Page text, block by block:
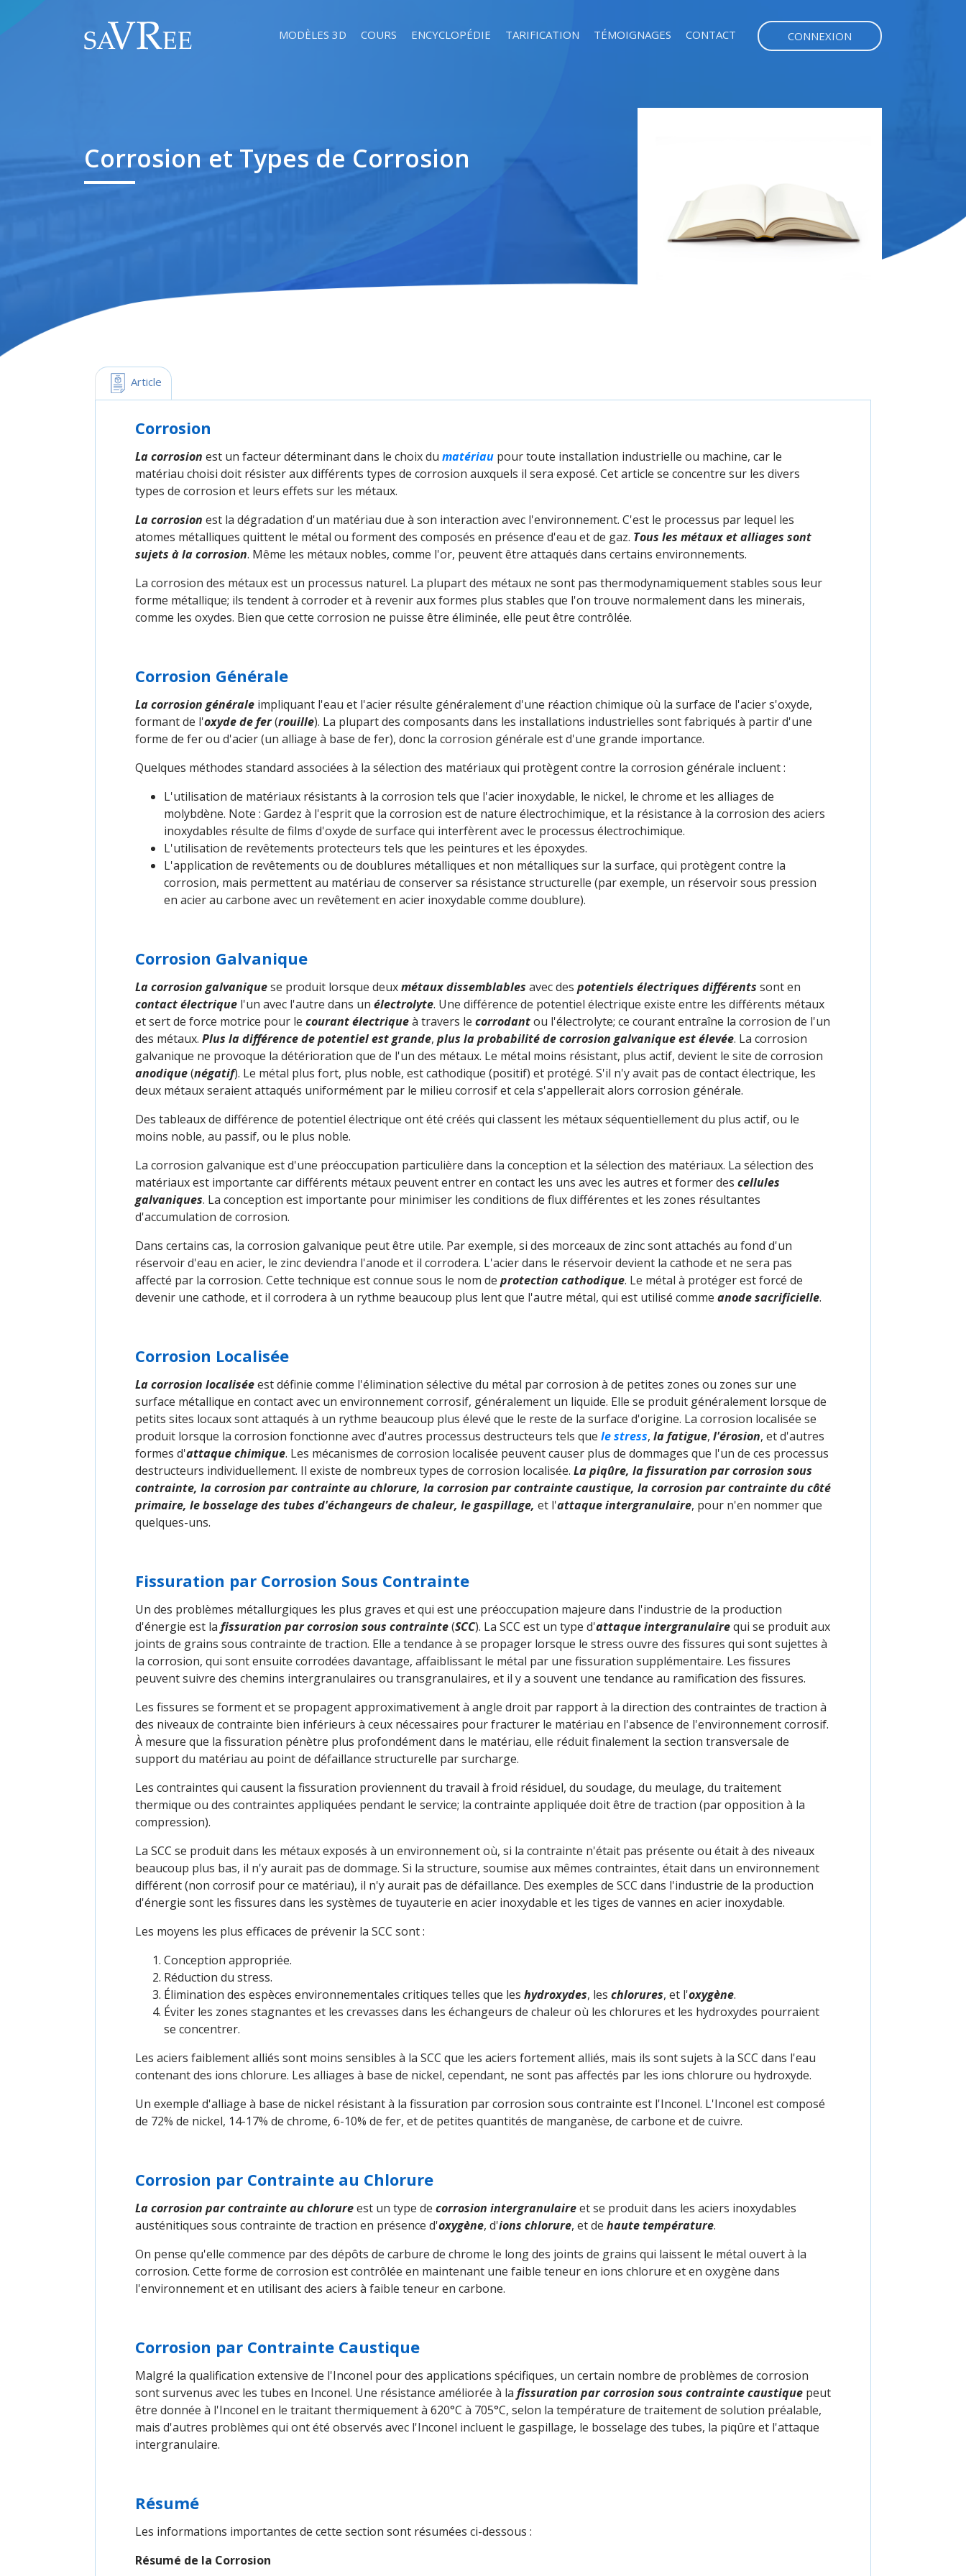
MODÈLES 3D COURS ENCYCLOPÉDIE TARIFICATION TÉMOIGNAGES CONTACT CONNEXION
Corrosion et Types de Corrosion
Article
Corrosion
La corrosion est un facteur déterminant dans le choix du matériau pour toute installation industrielle ou machine, car le
matériau choisi doit résister aux différents types de corrosion auxquels il sera exposé. Cet article se concentre sur les divers
types de corrosion et leurs effets sur les métaux.
La corrosion est la dégradation d'un matériau due à son interaction avec l'environnement. C'est le processus par lequel les
atomes métalliques quittent le métal ou forment des composés en présence d'eau et de gaz. Tous les métaux et alliages sont
sujets à la corrosion. Même les métaux nobles, comme l'or, peuvent être attaqués dans certains environnements.
La corrosion des métaux est un processus naturel. La plupart des métaux ne sont pas thermodynamiquement stables sous leur
forme métallique; ils tendent à corroder et à revenir aux formes plus stables que l'on trouve normalement dans les minerais,
comme les oxydes. Bien que cette corrosion ne puisse être éliminée, elle peut être contrôlée.
Corrosion Générale
La corrosion générale impliquant l'eau et l'acier résulte généralement d'une réaction chimique où la surface de l'acier s'oxyde,
formant de l'oxyde de fer(rouille). La plupart des composants dans les installations industrielles sont fabriqués à partir d'une
forme de fer ou d'acier (un alliage à base de fer), donc la corrosion générale est d'une grande importance.
Quelques méthodes standard associées à la sélection des matériaux qui protègent contre la corrosion générale incluent :
L'utilisation de matériaux résistants à la corrosion tels que l'acier inoxydable, le nickel, le chrome et les alliages de
molybdène. Note : Gardez à l'esprit que la corrosion est de nature électrochimique, et la résistance à la corrosion des aciers
inoxydables résulte de films d'oxyde de surface qui interfèrent avec le processus électrochimique.
L'utilisation de revêtements protecteurs tels que les peintures et les époxydes.
L'application de revêtements ou de doublures métalliques et non métalliques sur la surface, qui protègent contre la
corrosion, mais permettent au matériau de conserver sa résistance structurelle (par exemple, un réservoir sous pression
en acier au carbone avec un revêtement en acier inoxydable comme doublure).
Corrosion Galvanique
La corrosion galvaniquese produit lorsque deuxmétaux dissemblables avec des potentiels électriques différents sont en
contact électrique l'un avec l'autre dans un électrolyte. Une différence de potentiel électrique existe entre les différents métaux
et sert de force motrice pour le courant électriqueà travers le corrodantou l'électrolyte; ce courant entraîne la corrosion de l'un
des métaux. Plus la différence de potentiel est grande, plus la probabilité de corrosion galvanique est élevée. La corrosion
galvanique ne provoque la détérioration que de l'un des métaux. Le métal moins résistant, plus actif, devient le site de corrosion
anodique(négatif). Le métal plus fort, plus noble, est cathodique (positif) et protégé. S'il n'y avait pas de contact électrique, les
deux métaux seraient attaqués uniformément par le milieu corrosif et cela s'appellerait alors corrosion générale.
Des tableaux de différence de potentiel électrique ont été créés qui classent les métaux séquentiellement du plus actif, ou le
moins noble, au passif, ou le plus noble.
La corrosion galvanique est d'une préoccupation particulière dans la conception et la sélection des matériaux. La sélection des
matériaux est importante car différents métaux peuvent entrer en contact les uns avec les autres et former des cellules
galvaniques. La conception est importante pour minimiser les conditions de flux différentes et les zones résultantes
d'accumulation de corrosion.
Dans certains cas, la corrosion galvanique peut être utile. Par exemple, si des morceaux de zinc sont attachés au fond d'un
réservoir d'eau en acier, le zinc deviendra l'anode et il corrodera. L'acier dans le réservoir devient la cathode et ne sera pas
affecté par la corrosion. Cette technique est connue sous le nom de protection cathodique. Le métal à protéger est forcé de
devenir une cathode, et il corrodera à un rythme beaucoup plus lent que l'autre métal, qui est utilisé comme anode sacrificielle.
Corrosion Localisée
La corrosion localiséeest définie comme l'élimination sélective du métal par corrosion à de petites zones ou zones sur une
surface métallique en contact avec un environnement corrosif, généralement un liquide. Elle se produit généralement lorsque de
petits sites locaux sont attaqués à un rythme beaucoup plus élevé que le reste de la surface d'origine. La corrosion localisée se
produit lorsque la corrosion fonctionne avec d'autres processus destructeurs tels que le stress, la fatigue, l'érosion, et d'autres
formes d'attaque chimique. Les mécanismes de corrosion localisée peuvent causer plus de dommages que l'un de ces processus
destructeurs individuellement. Il existe de nombreux types de corrosion localisée. La piqûre, la fissuration par corrosion sous
contrainte, la corrosion par contrainte au chlorure, la corrosion par contrainte caustique, la corrosion par contrainte du côté
primaire, le bosselage des tubes d'échangeurs de chaleur, le gaspillage, et l'attaque intergranulaire, pour n'en nommer que
quelques-uns.
Fissuration par Corrosion Sous Contrainte
Un des problèmes métallurgiques les plus graves et qui est une préoccupation majeure dans l'industrie de la production
d'énergie est la fissuration par corrosion sous contrainte(SCC). La SCC est un type d'attaque intergranulairequi se produit aux
joints de grains sous contrainte de traction. Elle a tendance à se propager lorsque le stress ouvre des fissures qui sont sujettes à
la corrosion, qui sont ensuite corrodées davantage, affaiblissant le métal par une fissuration supplémentaire. Les fissures
peuvent suivre des chemins intergranulaires ou transgranulaires, et il y a souvent une tendance au ramification des fissures.
Les fissures se forment et se propagent approximativement à angle droit par rapport à la direction des contraintes de traction à
des niveaux de contrainte bien inférieurs à ceux nécessaires pour fracturer le matériau en l'absence de l'environnement corrosif.
À mesure que la fissuration pénètre plus profondément dans le matériau, elle réduit finalement la section transversale de
support du matériau au point de défaillance structurelle par surcharge.
Les contraintes qui causent la fissuration proviennent du travail à froid résiduel, du soudage, du meulage, du traitement
thermique ou des contraintes appliquées pendant le service; la contrainte appliquée doit être de traction (par opposition à la
compression).
La SCC se produit dans les métaux exposés à un environnement où, si la contrainte n'était pas présente ou était à des niveaux
beaucoup plus bas, il n'y aurait pas de dommage. Si la structure, soumise aux mêmes contraintes, était dans un environnement
différent (non corrosif pour ce matériau), il n'y aurait pas de défaillance. Des exemples de SCC dans l'industrie de la production
d'énergie sont les fissures dans les systèmes de tuyauterie en acier inoxydable et les tiges de vannes en acier inoxydable.
Les moyens les plus efficaces de prévenir la SCC sont :
Conception appropriée.
Réduction du stress.
Élimination des espèces environnementales critiques telles que les hydroxydes, les chlorures, et l'oxygène.
Éviter les zones stagnantes et les crevasses dans les échangeurs de chaleur où les chlorures et les hydroxydes pourraient
se concentrer.
Les aciers faiblement alliés sont moins sensibles à la SCC que les aciers fortement alliés, mais ils sont sujets à la SCC dans l'eau
contenant des ions chlorure. Les alliages à base de nickel, cependant, ne sont pas affectés par les ions chlorure ou hydroxyde.
Un exemple d'alliage à base de nickel résistant à la fissuration par corrosion sous contrainte est l'Inconel. L'Inconel est composé
de 72% de nickel, 14-17% de chrome, 6-10% de fer, et de petites quantités de manganèse, de carbone et de cuivre.
Corrosion par Contrainte au Chlorure
La corrosion par contrainte au chlorureest un type de corrosion intergranulaireet se produit dans les aciers inoxydables
austénitiques sous contrainte de traction en présence d'oxygène, d'ions chlorure, et de haute température.
On pense qu'elle commence par des dépôts de carbure de chrome le long des joints de grains qui laissent le métal ouvert à la
corrosion. Cette forme de corrosion est contrôlée en maintenant une faible teneur en ions chlorure et en oxygène dans
l'environnement et en utilisant des aciers à faible teneur en carbone.
Corrosion par Contrainte Caustique
Malgré la qualification extensive de l'Inconel pour des applications spécifiques, un certain nombre de problèmes de corrosion
sont survenus avec les tubes en Inconel. Une résistance améliorée à la fissuration par corrosion sous contrainte caustique peut
être donnée à l'Inconel en le traitant thermiquement à 620°C à 705°C, selon la température de traitement de solution préalable,
mais d'autres problèmes qui ont été observés avec l'Inconel incluent le gaspillage, le bosselage des tubes, la piqûre et l'attaque
intergranulaire.
Résumé
Les informations importantes de cette section sont résumées ci-dessous :
Résumé de la Corrosion